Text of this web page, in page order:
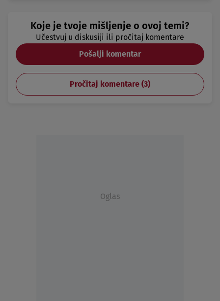
Koje je tvoje mišljenje o ovoj temi?
Učestvuj u diskusiji ili pročitaj komentare
Pošalji komentar
Pročitaj komentare (3)
Oglas